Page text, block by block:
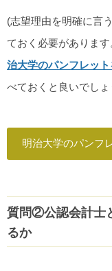
(志望理由を明確に言
ておく必要があります
治大学のパンフレッ
べておくと良いでしょ
明治大学のパンフ
質問②公認会計士
るか